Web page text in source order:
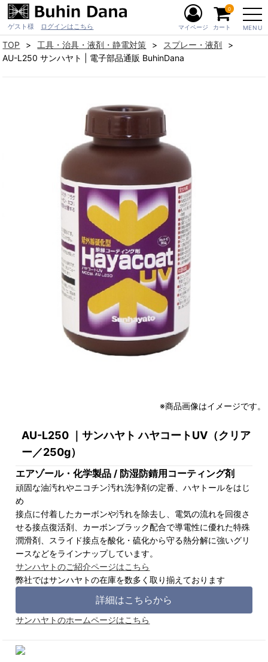
ゲスト様 ログインはこちら MENU
マイページ カート
0
TOP 工具・治具・液剤・静電対策
スプレー・液剤
AU-L250 サンハヤト | 電子部品通販 BuhinDana
※商品画像はイメージです。
AU-L250 ｜サンハヤト ハヤコートUV（クリア
ー／250g）
エアゾール・化学製品 / 防湿防錆用コーティング剤
頑固な油汚れやニコチン汚れ洗浄剤の定番、ハヤトールをはじ
め
接点に付着したカーボンや汚れを除去し、電気の流れを回復さ
せる接点復活剤、カーボンブラック配合で導電性に優れた特殊
潤滑剤、スライド接点を酸化・硫化から守る熱分解に強いグリ
ースなどをラインナップしています。
サンハヤトのご紹介ページはこちら
弊社ではサンハヤトの在庫を数多く取り揃えております
詳細はこちらから
サンハヤトのホームページはこちら